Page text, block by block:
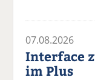
07.08.2026
Interface
im Plus